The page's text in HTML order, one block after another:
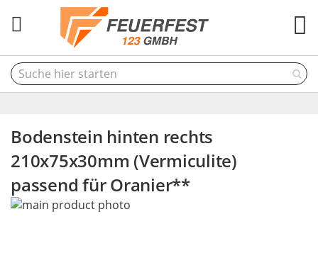
Bodenstein hinten rechts
210x75x30mm (Vermiculite)
passend für Oranier**
Skip